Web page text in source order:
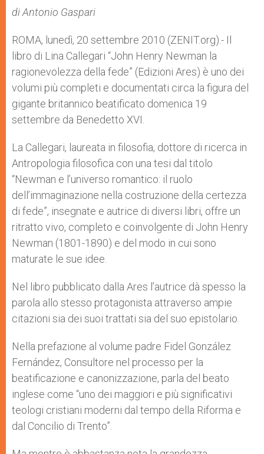
p
r
di Antonio Gaspari
ROMA, lunedì, 20 settembre 2010 (ZENIT.org).- Il
libro di Lina Callegari “John Henry Newman la
ragionevolezza della fede” (Edizioni Ares) è uno dei
volumi più completi e documentati circa la figura del
gigante britannico beatificato domenica 19
settembre da Benedetto XVI.
La Callegari, laureata in filosofia, dottore di ricerca in
Antropologia filosofica con una tesi dal titolo
“Newman e l’universo romantico: il ruolo
dell’immaginazione nella costruzione della certezza
di fede”, insegnate e autrice di diversi libri, offre un
ritratto vivo, completo e coinvolgente di John Henry
Newman (1801-1890) e del modo in cui sono
maturate le sue idee.
Nel libro pubblicato dalla Ares l’autrice dà spesso la
parola allo stesso protagonista attraverso ampie
citazioni sia dei suoi trattati sia del suo epistolario.
Nella prefazione al volume padre Fidel González
Fernández, Consultore nel processo per la
beatificazione e canonizzazione, parla del beato
inglese come “uno dei maggiori e più significativi
teologi cristiani moderni dal tempo della Riforma e
dal Concilio di Trento”.